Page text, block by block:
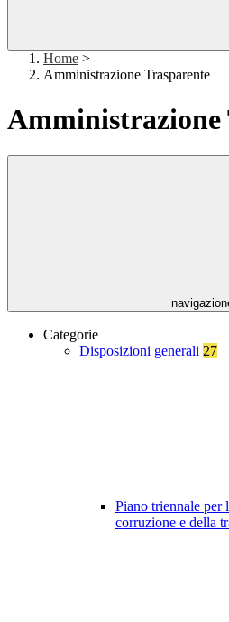
Home >
Amministrazione Trasparente
Amministrazione
Categorie
Disposizioni generali 27
Piano triennale per
corruzione e della